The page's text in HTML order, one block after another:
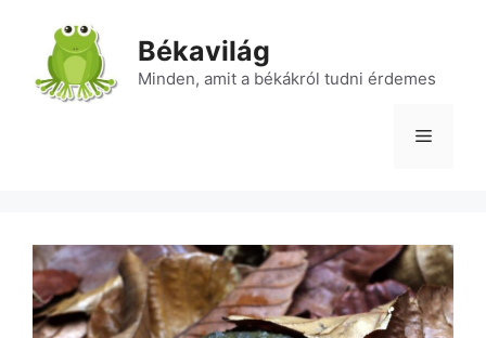
tartalomba
Békavilág
Minden, amit a békákról tudni érdemes
Menü